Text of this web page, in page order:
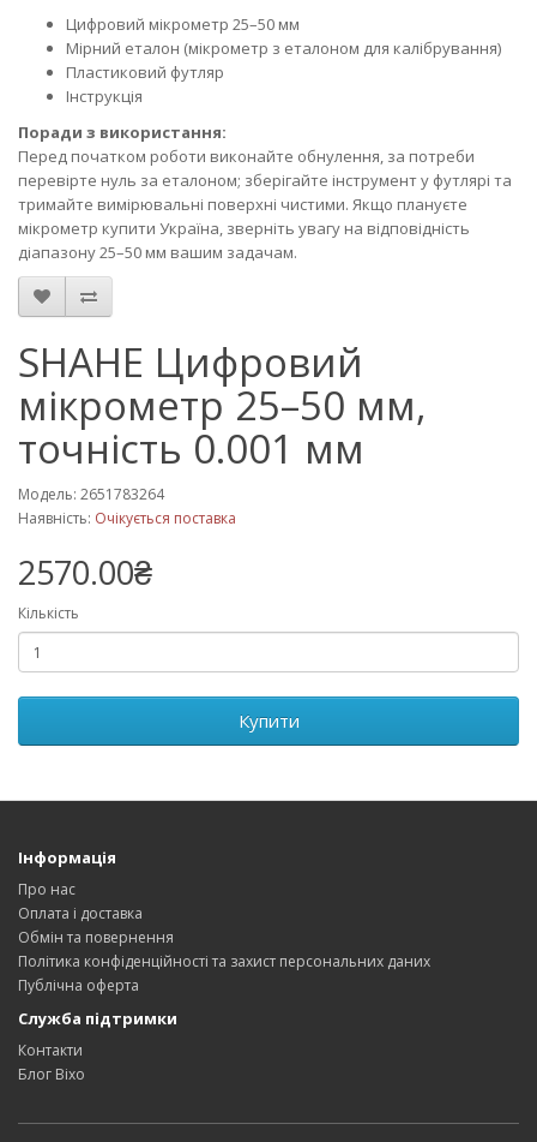
Цифровий мікрометр 25–50 мм
Мірний еталон (мікрометр з еталоном для калібрування)
Пластиковий футляр
Інструкція
Поради з використання:
Перед початком роботи виконайте обнулення, за потреби
перевірте нуль за еталоном; зберігайте інструмент у футлярі та
тримайте вимірювальні поверхні чистими. Якщо плануєте
мікрометр купити Україна, зверніть увагу на відповідність
діапазону 25–50 мм вашим задачам.
SHAHE Цифровий
мікрометр 25–50 мм,
точність 0.001 мм
Модель: 2651783264
Наявність: Очікується поставка
2570.00₴
Кількість
Купити
Інформація
Про нас
Оплата і доставка
Обмін та повернення
Політика конфіденційності та захист персональних даних
Публічна оферта
Служба підтримки
Контакти
Блог Bixo